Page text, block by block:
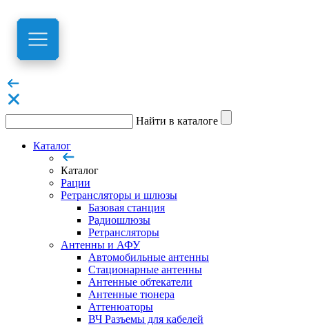
Найти в каталоге
Каталог
Каталог
Рации
Ретрансляторы и шлюзы
Базовая станция
Радиошлюзы
Ретрансляторы
Антенны и АФУ
Автомобильные антенны
Стационарные антенны
Антенные обтекатели
Антенные тюнера
Аттенюаторы
ВЧ Разъемы для кабелей